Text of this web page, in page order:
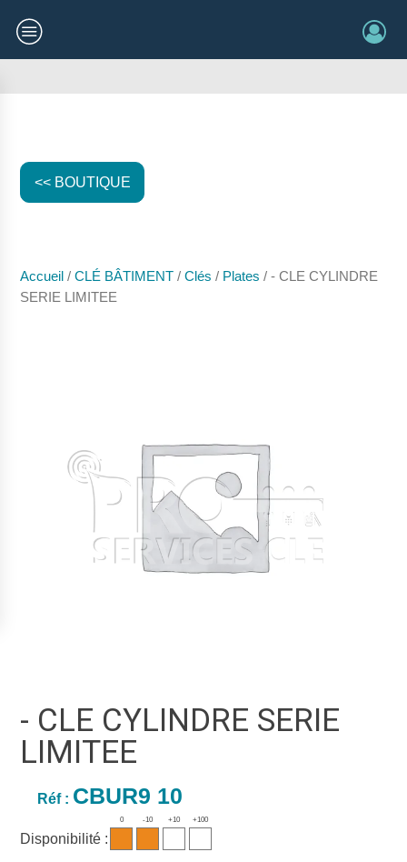
<< BOUTIQUE
Accueil /CLÉ BÂTIMENT /Clés / Plates / - CLE CYLINDRE
SERIE LIMITEE
- CLE CYLINDRE SERIE
LIMITEE
Réf : CBUR9 10
Disponibilité :
0 -10 +10 +100